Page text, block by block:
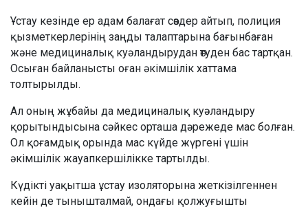
Ұстау кезінде ер адам балағат сөздер айтып, полиция
қызметкерлерінің заңды талаптарына бағынбаған
және медициналық куәландырудан өтуден бас тартқан.
Осыған байланысты оған әкімшілік хаттама
толтырылды.
Ал оның жұбайы да медициналық куәландыру
қорытындысына сәйкес орташа дәрежеде мас болған.
Ол қоғамдық орында мас күйде жүргені үшін
әкімшілік жауапкершілікке тартылды.
Күдікті уақытша ұстау изоляторына жеткізілгеннен
кейін де тынышталмай, ондағы қолжуғышты